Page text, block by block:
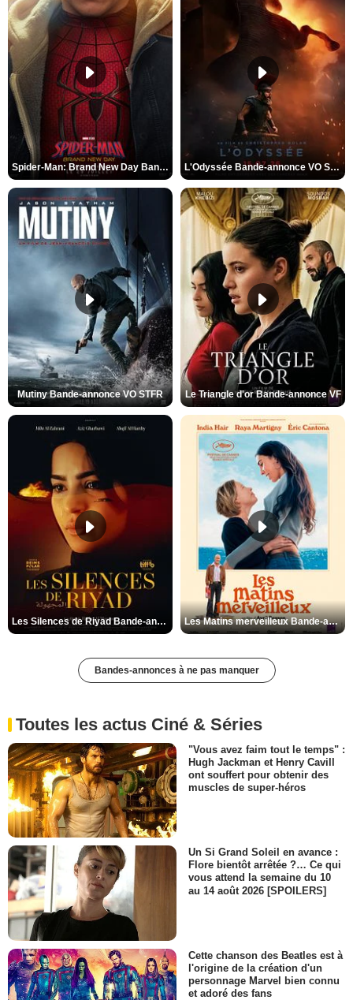
Spider-Man: Brand New Day Bande-annonce VO STFR L'Odyssée Bande-annonce VO STFR
Mutiny Bande-annonce VO STFR Le Triangle d'or Bande-annonce VF
Les Silences de Riyad Bande-annonce VO STFR Les Matins merveilleux Bande-annonce VF
Bandes-annonces à ne pas manquer
Toutes les actus Ciné & Séries
"Vous avez faim tout le temps" :
Hugh Jackman et Henry Cavill
ont souffert pour obtenir des
muscles de super-héros
Un Si Grand Soleil en avance :
Flore bientôt arrêtée ?… Ce qui
vous attend la semaine du 10
au 14 août 2026 [SPOILERS]
Cette chanson des Beatles est à
l'origine de la création d'un
personnage Marvel bien connu
et adoré des fans